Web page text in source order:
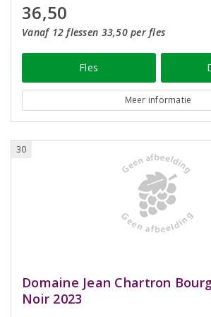
36,50
Vanaf 12 flessen 33,50 per fles
Fles
Meer informatie
30
Domaine Jean Chartron
Noir 2023